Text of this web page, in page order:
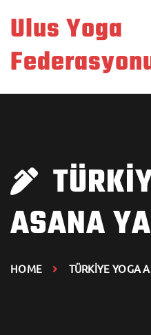
Ulus Yoga
ASANA
HOME TÜRKİYE YOGA